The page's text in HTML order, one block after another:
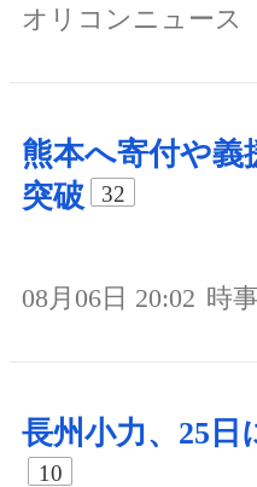
オリコンニュース
熊本へ寄付や義
突破
32
08月06日 20:02 時
長州小力、25日
10